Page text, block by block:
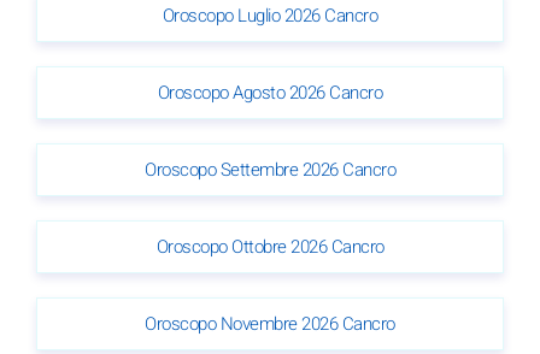
Oroscopo Luglio 2026 Cancro
Oroscopo Agosto 2026 Cancro
Oroscopo Settembre 2026 Cancro
Oroscopo Ottobre 2026 Cancro
Oroscopo Novembre 2026 Cancro